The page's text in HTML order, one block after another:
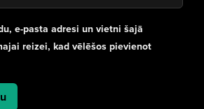
e-pasta adresi un vietni šajā
reizei, kad vēlēšos pievienot